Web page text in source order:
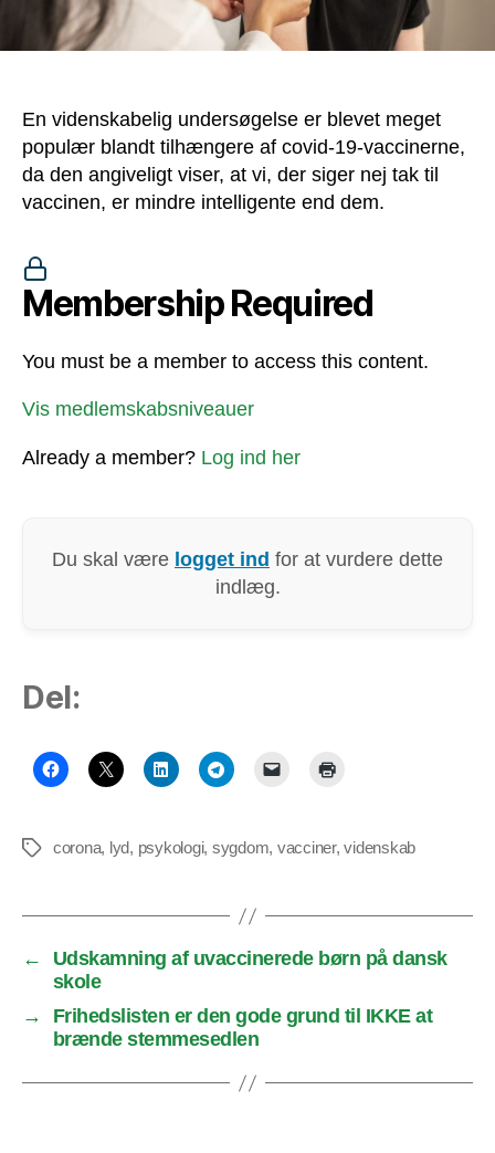
intelligente
En videnskabelig undersøgelse er blevet meget
populær blandt tilhængere af covid-19-vaccinerne,
da den angiveligt viser, at vi, der siger nej tak til
vaccinen, er mindre intelligente end dem.
Membership Required
You must be a member to access this content.
Vis medlemskabsniveauer
Already a member? Log ind her
Du skal være logget ind for at vurdere dette
indlæg.
Del:
Tagscorona, lyd, psykologi, sygdom, vacciner,videnskab
←
Udskamning af uvaccinerede børn på dansk
skole
→
Frihedslisten er den gode grund til IKKE at
brænde stemmesedlen